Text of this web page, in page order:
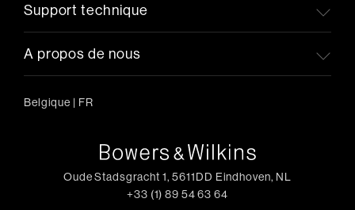
Support technique
A propos de nous
Belgique | FR
Oude Stadsgracht 1, 5611DD Eindhoven, NL
+33 (1) 89 54 63 64